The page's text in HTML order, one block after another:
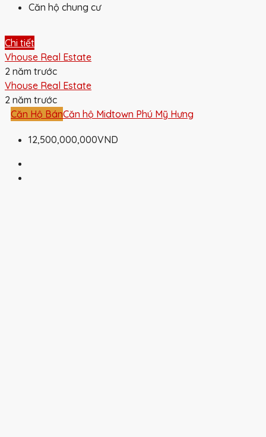
Căn hộ chung cư
Chi tiết
Vhouse Real Estate
2 năm trước
Vhouse Real Estate
2 năm trước
Căn Hộ BánCăn hộ Midtown Phú Mỹ Hưng
12,500,000,000VND